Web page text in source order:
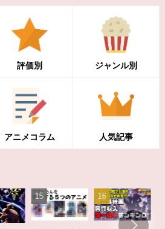
評価別 ジャンル別
アニメコラム 人気記事